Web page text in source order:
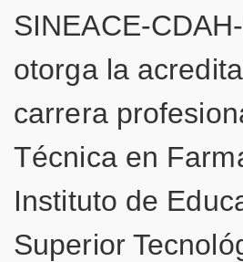
SINEACE-
otorga la
carrera
Técnica en
Instituto de
Superior